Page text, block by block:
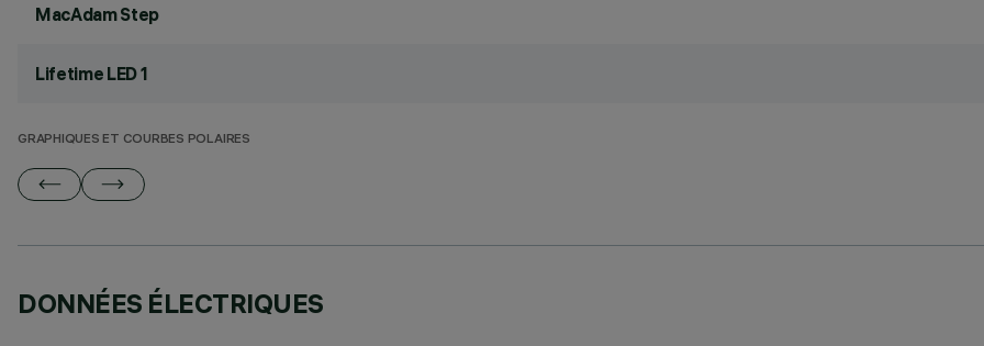
MacAdam Step
Lifetime LED 1
GRAPHIQUES ET COURBES POLAIRES
DONNÉES ÉLECTRIQUES